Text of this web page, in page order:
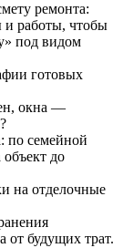
ремонта:
и работы, чтобы
под видом
готовых
окна —
по семейной
до
на отделочные
будущих трат.